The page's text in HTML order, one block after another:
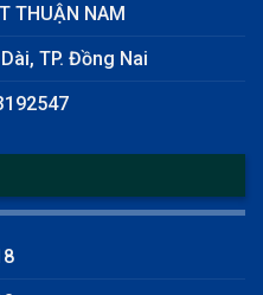
THUẬN NAM
TP. Đồng Nai